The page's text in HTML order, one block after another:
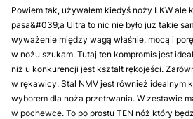
Powiem tak, używałem kiedyś noży LKW ale
pasa&#039;a Ultra to nic nie było już takie
wyważenie między wagą właśnie, mocą i
w nożu szukam. Tutaj ten kompromis jest
niż u konkurencji jest kształt rękojeści.
w rękawicy. Stal NMV jest również idealnym
wyborem dla noża przetrwania. W zestawie
w pochewce. To po prostu TEN nóż który